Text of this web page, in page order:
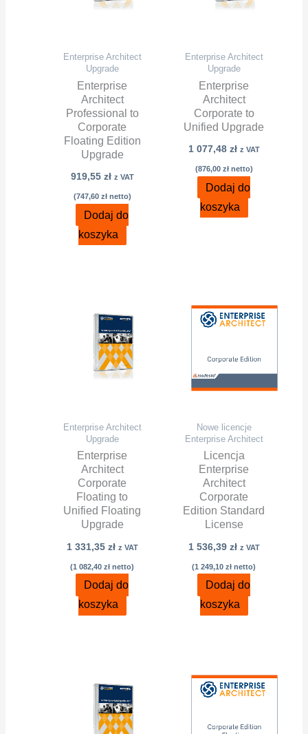
Enterprise Architect
Upgrade
Enterprise
Architect
Professional to
Corporate
Floating Edition
Upgrade
919,55 zł z VAT
(747,60 złnetto)
Dodaj do
koszyka
Enterprise Architect
Upgrade
Enterprise
Architect
Corporate to
Unified Upgrade
1 077,48 zł z VAT
(876,00 złnetto)
Dodaj do
koszyka
Enterprise Architect
Upgrade
Enterprise
Architect
Corporate
Floating to
Unified Floating
Upgrade
1 331,35 zł z VAT
(1 082,40zł netto)
Dodaj do
koszyka
Nowe licencje
Enterprise Architect
Licencja
Enterprise
Architect
Corporate
Edition Standard
License
1 536,39 zł z VAT
(1 249,10zł netto)
Dodaj do
koszyka